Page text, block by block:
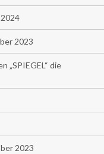
2023
„SPIEGEL“ die
2023